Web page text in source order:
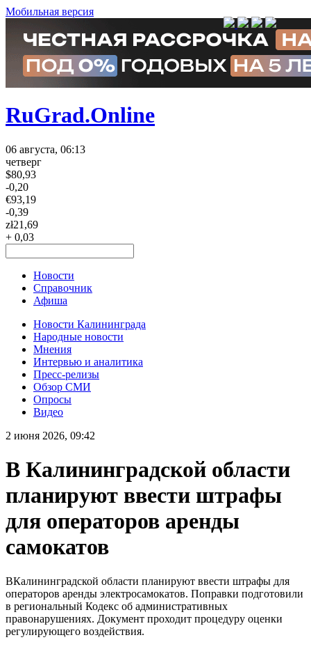
Мобильная версия
RuGrad.Online
06 августа, 06:13
четверг
$80,93
-0,20
€93,19
-0,39
zł21,69
+ 0,03
Новости
Справочник
Афиша
Новости Калининграда
Народные новости
Мнения
Интервью и аналитика
Пресс-релизы
Обзор СМИ
Опросы
Видео
2 июня 2026, 09:42
В Калининградской области
планируют ввести штрафы
для операторов аренды
самокатов
ВКалининградской области планируют ввести штрафы для
операторов аренды электросамокатов. Поправки подготовили
в региональный Кодекс об административных
правонарушениях. Документ проходит процедуру оценки
регулирующего воздействия.